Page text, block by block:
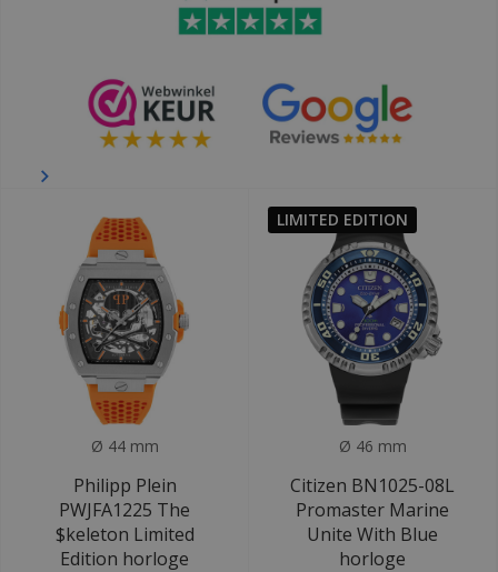
Ø 44 mm
Philipp Plein
PWJFA1225 The
$keleton Limited
Edition horloge
LIMITED EDITION
Ø 46 mm
Citizen BN1025-08L
Promaster Marine
Unite With Blue
horloge